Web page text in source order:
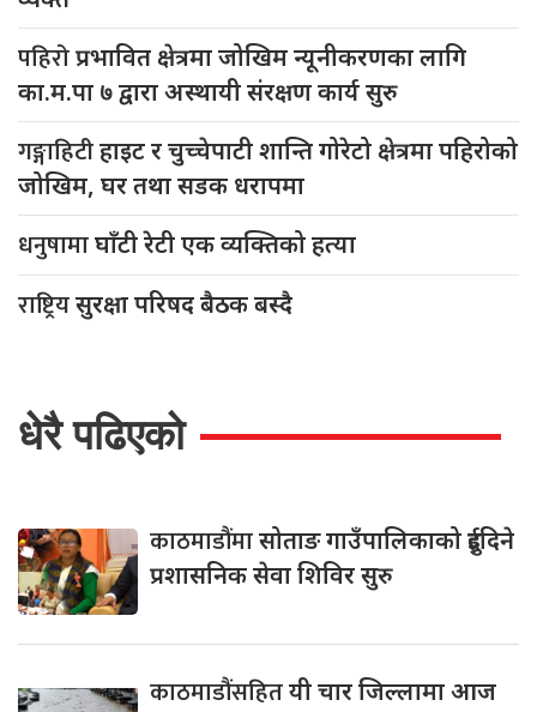
पहिरोप्रभावित क्षेत्रमा जोखिम न्यूनीकरणका लागि
का.म.पा ७ द्वारा अस्थायी संरक्षण कार्य सुरु
गङ्गाहिटीहाइट र चुच्चेपाटी शान्ति गोरेटो क्षेत्रमा पहिरोको
जोखिम, घर तथा सडक धरापमा
धनुषामाघाँटी रेटी एक व्यक्तिको हत्या
राष्ट्रियसुरक्षा परिषद बैठक बस्दै
धेरै पढिएको
काठमाडौंमासोताङ गाउँपालिकाको दुईदिने
प्रशासनिक सेवा शिविर सुरु
काठमाडौंसहितयी चार जिल्लामा आज